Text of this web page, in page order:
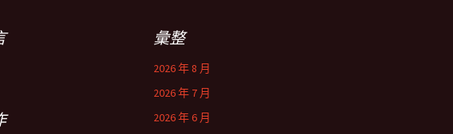
彙整
2026 年 8 月
2026 年 7 月
2026 年 6 月